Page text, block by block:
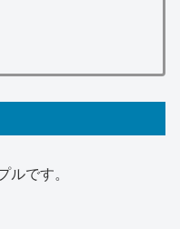
ルです。